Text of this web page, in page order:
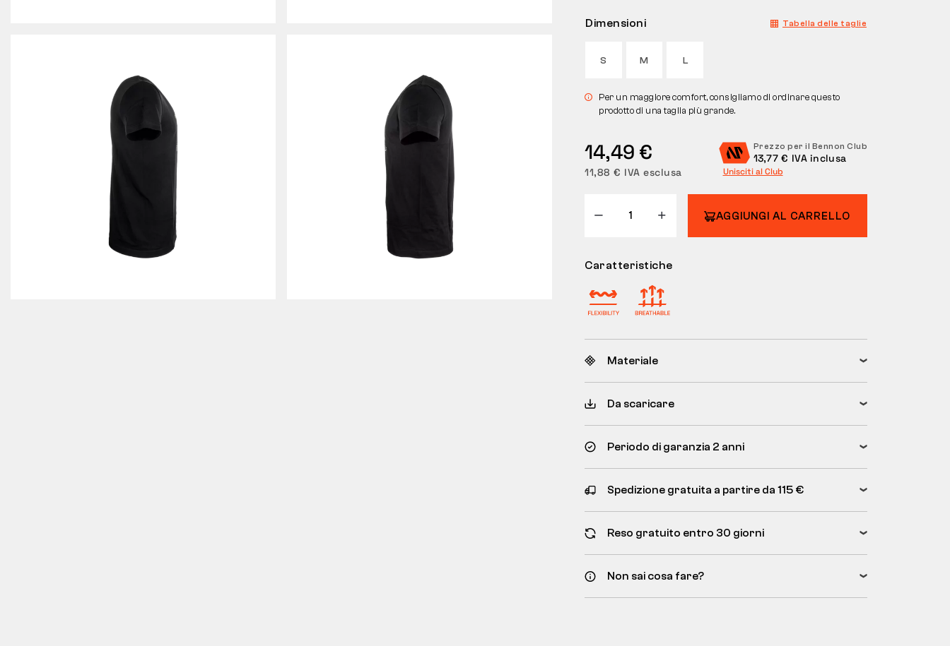
Dimensioni Tabella delle taglie
S M L
Per un maggiore comfort, consigliamo di ordinare questo
prodotto di una taglia più grande.
14,49 €
11,88 € IVA esclusa
Prezzo per il Bennon Club
13,77 € IVA inclusa
Unisciti al Club
AGGIUNGI AL CARRELLO
Caratteristiche
Materiale
Da scaricare
Periodo di garanzia 2 anni
Spedizione gratuita a partire da 115 €
Reso gratuito entro 30 giorni
Non sai cosa fare?